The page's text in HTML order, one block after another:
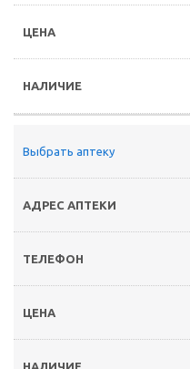
Выбрать аптеку